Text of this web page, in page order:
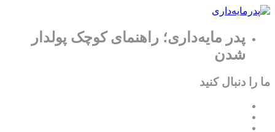
پدر مایه‌داری؛ راهنمای کوچک پولدار
شدن
ما را دنبال کنید